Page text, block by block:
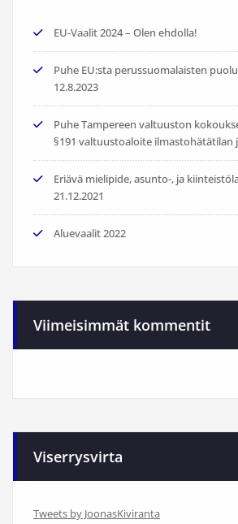
EU-Vaalit 2024 – Olen ehdolla!
Puhe EU:sta perussuomalaisten
12.8.2023
Puhe Tampereen valtuuston
§191 valtuustoaloite ilmastohätätilan
Eriävä mielipide, asunto-, ja
21.12.2021
Aluevaalit 2022
Viimeisimmät kommentit
Viserrysvirta
Tweets by JoonasKiviranta